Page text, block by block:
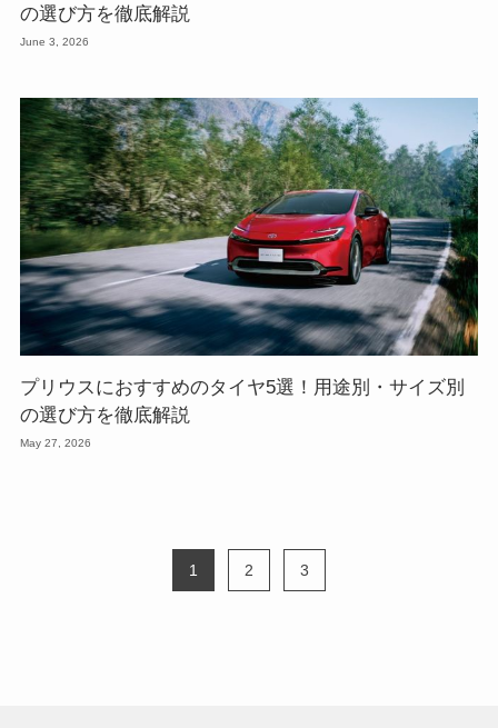
の選び方を徹底解説
June 3, 2026
プリウスにおすすめのタイヤ5選！用途別・サイズ別
の選び方を徹底解説
May 27, 2026
1 2 3